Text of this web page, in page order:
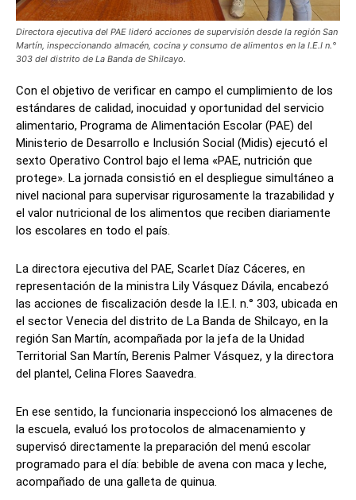
Directora ejecutiva del PAE lideró acciones de supervisión desde la región San
Martín, inspeccionando almacén, cocina y consumo de alimentos en la I.E.I n.°
303 del distrito de La Banda de Shilcayo.
Con el objetivo de verificar en campo el cumplimiento de los
estándares de calidad, inocuidad y oportunidad del servicio
alimentario, Programa de Alimentación Escolar (PAE) del
Ministerio de Desarrollo e Inclusión Social (Midis) ejecutó el
sexto Operativo Control bajo el lema «PAE, nutrición que
protege». La jornada consistió en el despliegue simultáneo a
nivel nacional para supervisar rigurosamente la trazabilidad y
el valor nutricional de los alimentos que reciben diariamente
los escolares en todo el país.
La directora ejecutiva del PAE, Scarlet Díaz Cáceres, en
representación de la ministra Lily Vásquez Dávila, encabezó
las acciones de fiscalización desde la I.E.I. n.° 303, ubicada en
el sector Venecia del distrito de La Banda de Shilcayo, en la
región San Martín, acompañada por la jefa de la Unidad
Territorial San Martín, Berenis Palmer Vásquez, y la directora
del plantel, Celina Flores Saavedra.
En ese sentido, la funcionaria inspeccionó los almacenes de
la escuela, evaluó los protocolos de almacenamiento y
supervisó directamente la preparación del menú escolar
programado para el día: bebible de avena con maca y leche,
acompañado de una galleta de quinua.